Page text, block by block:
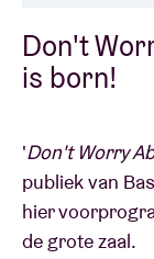
Don't
is born!
'Don't Worry
publiek van
hier
de grote zaal.